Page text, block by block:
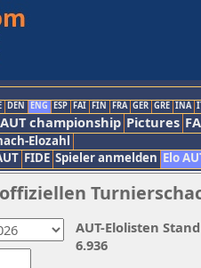
DEN ENG ESP FAI FIN FRA GER GRE INA
AUT championship Pictures
Elozahl
FIDE Spieler anmelden Elo
AUT-Elolisten
6.936